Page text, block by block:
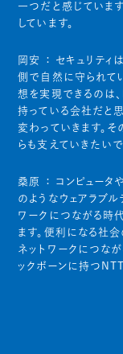
一つだと感じていま
しています。
岡安 ：
セキュリティ
側で自然に守られて
想を実現できるのは
持っている会社だと
変わっていきます。
らも支えていきたいで
桑原 ：
コンピュータ
のようなウェアラブル
ワークにつながる時代
ます。便利になる社
ネットワークにつな
ックボーンに持つ